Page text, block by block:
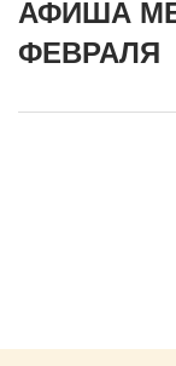
АФИША
ФЕВРАЛЯ